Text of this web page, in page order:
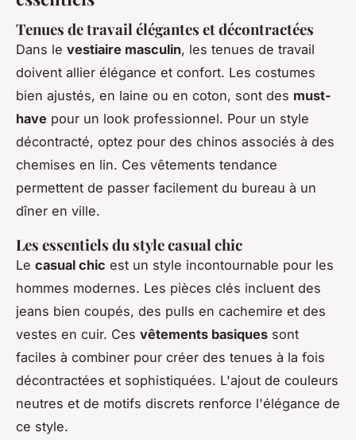
Tenues de travail élégantes et décontractées
Dans le vestiaire masculin, les tenues de travail
doivent allier élégance et confort. Les costumes
bien ajustés, en laine ou en coton, sont des must-
have pour un look professionnel. Pour un style
décontracté, optez pour des chinos associés à des
chemises en lin. Ces vêtements tendance
permettent de passer facilement du bureau à un
dîner en ville.
Les essentiels du style casual chic
Le casual chic est un style incontournable pour les
hommes modernes. Les pièces clés incluent des
jeans bien coupés, des pulls en cachemire et des
vestes en cuir. Ces vêtements basiques sont
faciles à combiner pour créer des tenues à la fois
décontractées et sophistiquées. L'ajout de couleurs
neutres et de motifs discrets renforce l'élégance de
ce style.